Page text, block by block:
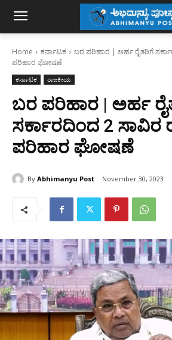
Home ಕರ್ನಾಟಕ
ಬರ ಪರಿಹಾರ | ಅರ್ಹ ರೈತರಿಗೆ
ಪರಿಹಾರ ಘೋಷಣೆ
ಕರ್ನಾಟಕ ರಾಜಕೀಯ
ಬರ ಪರಿಹಾರ | ಅರ್ಹ
ಸರ್ಕಾರದಿಂದ 2 ಸಾವಿರ
ಪರಿಹಾರ ಘೋಷಣೆ
By Abhimanyu Post November 30, 2023